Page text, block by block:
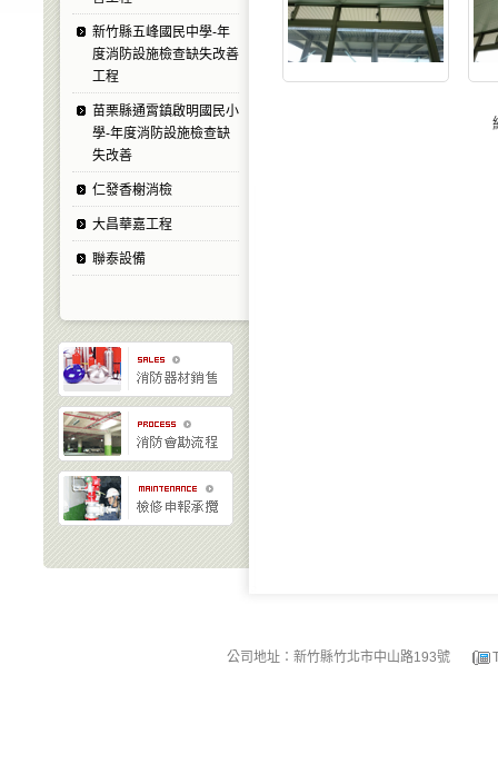
新竹縣五峰國民中學-年
度消防設施檢查缺失改善
工程
苗栗縣通霄鎮啟明國民小
學-年度消防設施檢查缺
失改善
仁發香榭消檢
大昌華嘉工程
聯泰設備
公司地址：新竹縣竹北市中山路193號